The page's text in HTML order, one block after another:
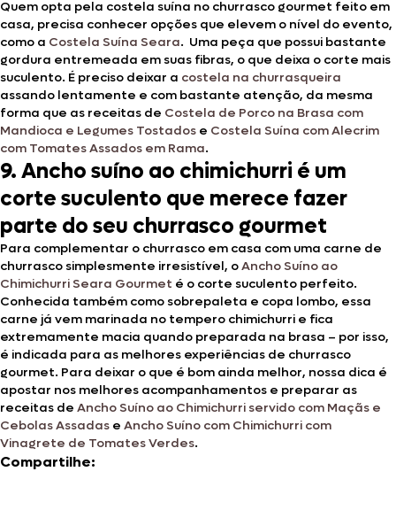
Quem opta pela costela suína no churrasco gourmet feito em
casa, precisa conhecer opções que elevem o nível do evento,
como a Costela Suína Seara. Uma peça que possui bastante
gordura entremeada em suas fibras, o que deixa o corte mais
suculento. É preciso deixar a costela na churrasqueira
assando lentamente e com bastante atenção, da mesma
forma que as receitas de Costela de Porco na Brasa com
Mandioca e Legumes Tostados e Costela Suína com Alecrim
com Tomates Assados em Rama.
9. Ancho suíno ao chimichurri é um
corte suculento que merece fazer
parte do seu churrasco gourmet
Para complementar o churrasco em casa com uma carne de
churrasco simplesmente irresistível, oAncho Suíno ao
Chimichurri Seara Gourmet é o corte suculento perfeito.
Conhecida também como sobrepaleta e copa lombo, essa
carne já vem marinada no tempero chimichurri e fica
extremamente macia quando preparada na brasa – por isso,
é indicada para as melhores experiências de churrasco
gourmet. Para deixar o que é bom ainda melhor, nossa dica é
apostar nos melhores acompanhamentos e preparar as
receitas de Ancho Suíno ao Chimichurri servido com Maçãs e
Cebolas Assadas e Ancho Suíno com Chimichurri com
Vinagrete de Tomates Verdes.
Compartilhe: